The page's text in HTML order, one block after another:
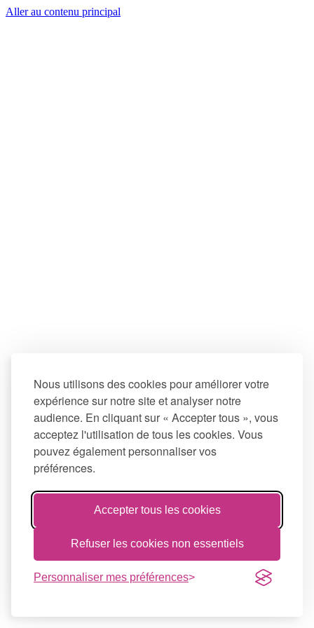
Nous utilisons des cookies pour améliorer votre
expérience sur notre site et analyser notre
audience. En cliquant sur « Accepter tous », vous
acceptez l'utilisation de tous les cookies. Vous
pouvez également personnaliser vos
préférences.
Accepter tous les cookies
Refuser les cookies non essentiels
Personnaliser mes préférences
Aller au contenu principal